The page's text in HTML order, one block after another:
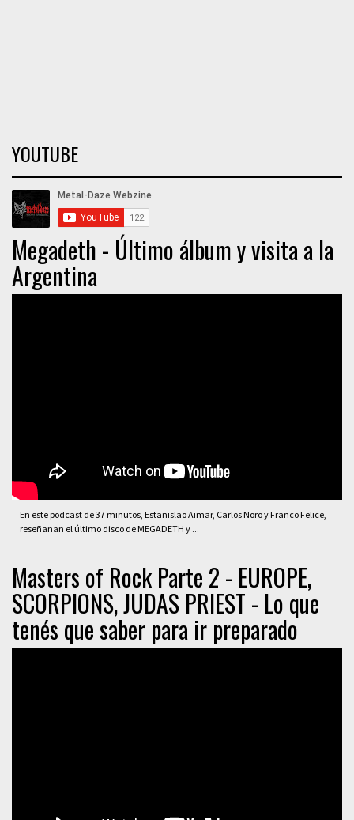
YOUTUBE
Megadeth - Último álbum y visita a la
Argentina
En este podcast de 37 minutos, Estanislao Aimar, Carlos Noro y Franco Felice,
reseñanan el último disco de MEGADETH y ...
Masters of Rock Parte 2 - EUROPE,
SCORPIONS, JUDAS PRIEST - Lo que
tenés que saber para ir preparado